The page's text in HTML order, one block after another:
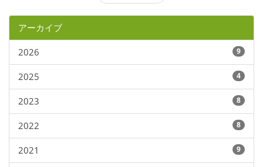
アーカイブ
2026 9
2025 4
2023 8
2022 8
2021 9